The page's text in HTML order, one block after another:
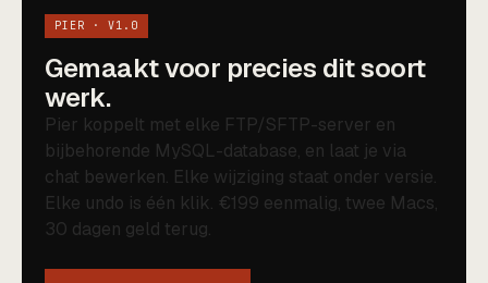
PIER · V1.0
Gemaakt voor precies dit soort
werk.
Pier koppelt met elke FTP/SFTP-server en
bijbehorende MySQL-database, en laat je via
chat bewerken. Elke wijziging staat onder versie.
Elke undo is één klik. €199 eenmalig, twee Macs,
30 dagen geld terug.